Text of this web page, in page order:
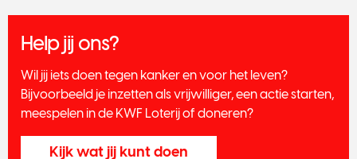
Help jij ons?
Wil jij iets doen tegen kanker en voor het leven?
Bijvoorbeeld je inzetten als vrijwilliger, een actie starten,
meespelen in de KWF Loterij of doneren?
Kijk wat jij kunt doen